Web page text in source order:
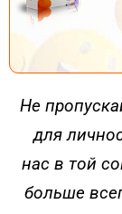
ДЕЙСТВУЙ
Не
для
нас в той
больше